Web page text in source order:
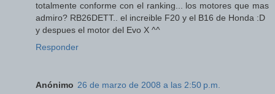
totalmente conforme con el ranking... los motores que mas
admiro? RB26DETT.. el increible F20 y el B16 de Honda :D
y despues el motor del Evo X ^^
Responder
Anónimo 26 de marzo de 2008 a las 2:50 p.m.